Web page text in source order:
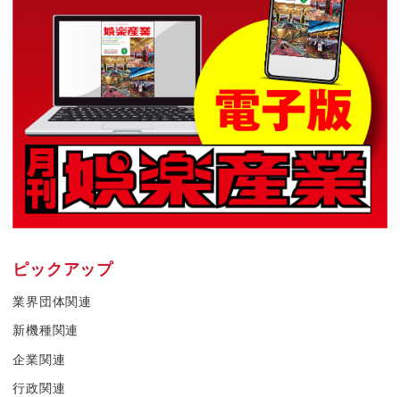
ピックアップ
業界団体関連
新機種関連
企業関連
行政関連